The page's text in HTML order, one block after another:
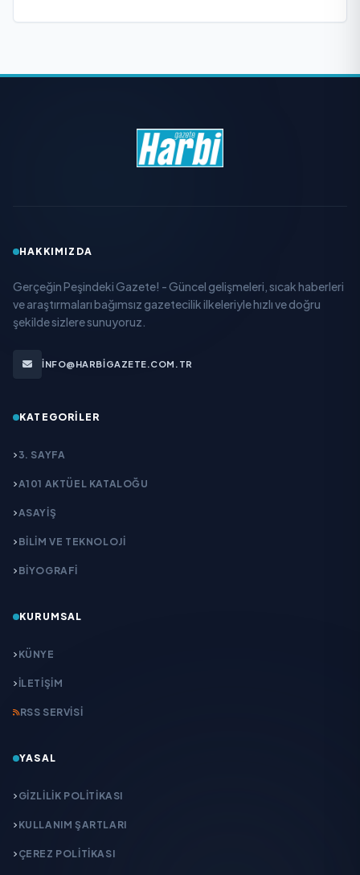
HAKKIMIZDA
Gerçeğin Peşindeki Gazete! - Güncel gelişmeleri, sıcak haberleri
ve araştırmaları bağımsız gazetecilik ilkeleriyle hızlı ve doğru
şekilde sizlere sunuyoruz.
INFO@HARBIGAZETE.COM.TR
KATEGORILER
3. SAYFA
A101 AKTÜEL KATALOĞU
ASAYİŞ
BİLİM VE TEKNOLOJİ
BİYOGRAFİ
KURUMSAL
KÜNYE
İLETIŞIM
RSS SERVISI
YASAL
GIZLILIK POLITIKASI
KULLANIM ŞARTLARI
ÇEREZ POLITIKASI